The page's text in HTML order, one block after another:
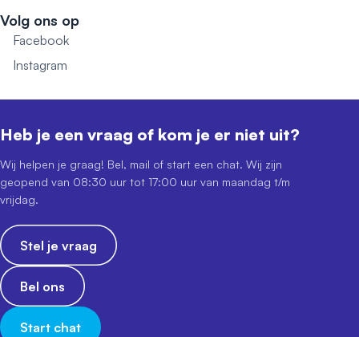
Volg ons op
Facebook
Instagram
Heb je een vraag of kom je er niet uit?
Wij helpen je graag! Bel, mail of start een chat. Wij zijn
geopend van 08:30 uur tot 17:00 uur van maandag t/m
vrijdag.
Stel je vraag
Bel ons
Start chat